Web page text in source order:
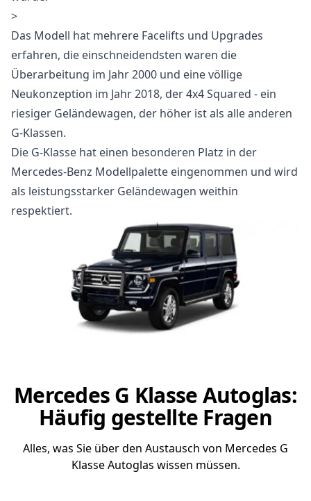
>
Das Modell hat mehrere Facelifts und Upgrades
erfahren, die einschneidendsten waren die
Überarbeitung im Jahr 2000 und eine völlige
Neukonzeption im Jahr 2018, der 4x4 Squared - ein
riesiger Geländewagen, der höher ist als alle anderen
G-Klassen.
Die G-Klasse hat einen besonderen Platz in der
Mercedes-Benz Modellpalette eingenommen und wird
als leistungsstarker Geländewagen weithin
respektiert.
Mercedes G Klasse Autoglas:
Häufig gestellte Fragen
Alles, was Sie über den Austausch von Mercedes G
Klasse Autoglas wissen müssen.